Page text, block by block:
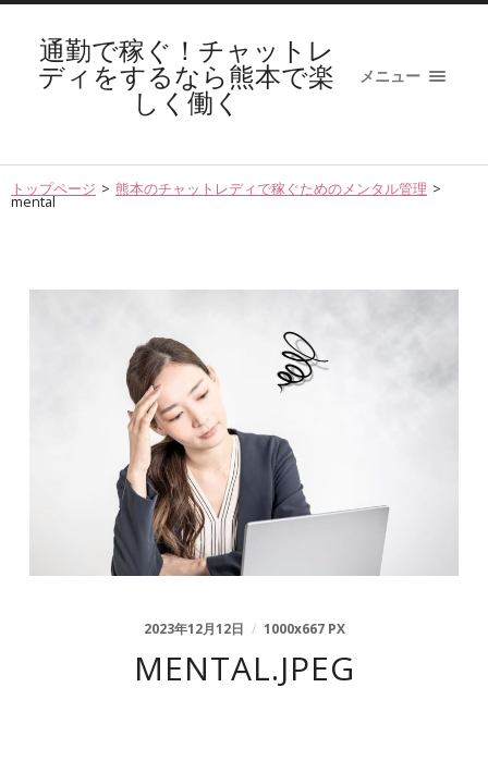
通勤で稼ぐ！チャットレ
ディをするなら熊本で楽
しく働く
メニュー
トップページ > 熊本のチャットレディで稼ぐためのメンタル管理 >
mental
2023年12月12日 / 1000x667 PX
MENTAL.JPEG